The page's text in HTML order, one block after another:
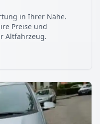
in Ihrer Nähe.
Preise und
Altfahrzeug.